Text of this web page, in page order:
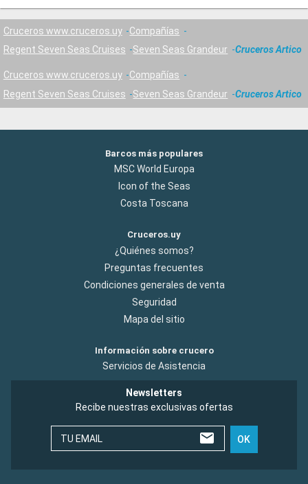
Cruceros www.cruceros.uy
Compañías
Regent Seven Seas Cruises
Seven Seas Grandeur Cruceros Artico
Cruceros www.cruceros.uy
Compañías
Regent Seven Seas Cruises
Seven Seas Grandeur Cruceros Artico
Barcos más populares
MSC World Europa
Icon of the Seas
Costa Toscana
Cruceros.uy
¿Quiénes somos?
Preguntas frecuentes
Condiciones generales de venta
Seguridad
Mapa del sitio
Información sobre crucero
Servicios de Asistencia
Newsletters
Recibe nuestras exclusivas ofertas
TU EMAIL OK